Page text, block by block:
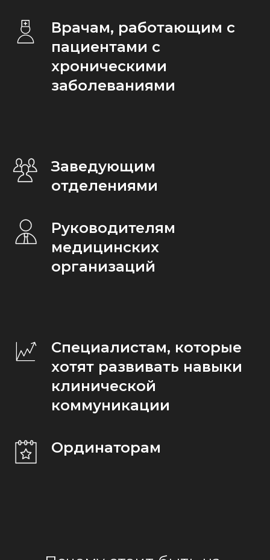
Врачам, работающим с
пациентами с
хроническими
заболеваниями
Заведующим
отделениями
Руководителям
медицинских
организаций
Специалистам, которые
хотят развивать навыки
клинической
коммуникации
Ординаторам